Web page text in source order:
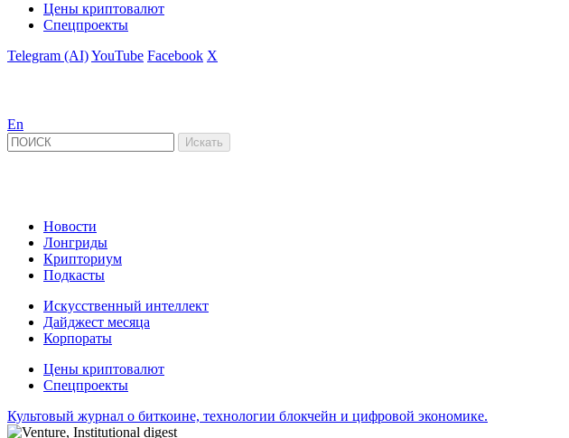
Цены криптовалют
Спецпроекты
Telegram (AI)YouTube Facebook X
En
Новости
Лонгриды
Крипториум
Подкасты
Искусственный интеллект
Дайджест месяца
Корпораты
Цены криптовалют
Спецпроекты
Культовый журнал о биткоине, технологии блокчейн и цифровой экономике.